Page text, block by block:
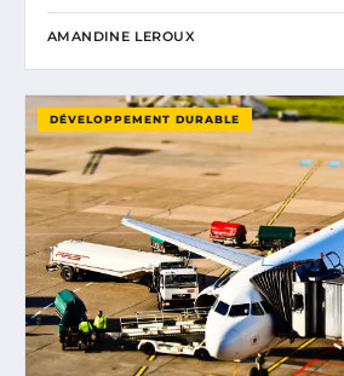
AMANDINE LEROUX
DÉVELOPPEMENT DURABLE